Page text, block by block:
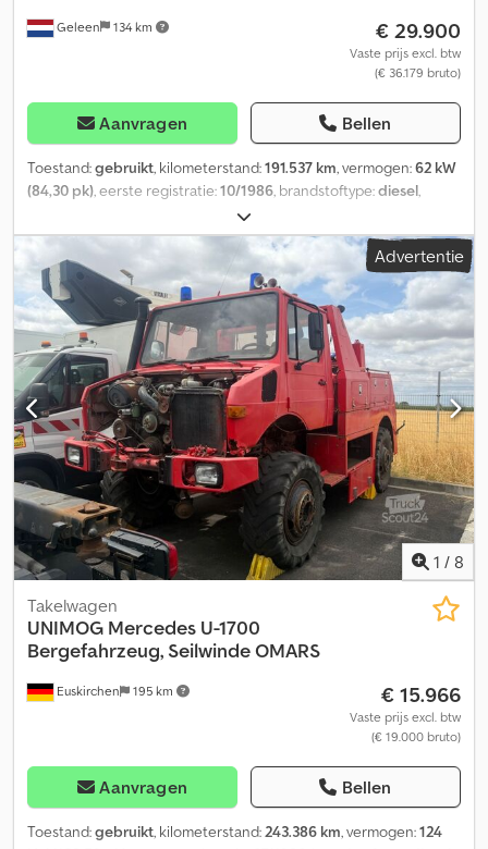
Geleen 134 km € 29.900
Vaste prijs excl. btw
(€ 36.179 bruto)
Aanvragen Bellen
Toestand:gebruikt, kilometerstand:191.537 km, vermogen:62 kW
(84,30 pk), eerste registratie:10/1986, brandstoftype:diesel,
rood
mechanisch, aantal zitplaatsen:2, totale breedte:2.000 mm,
totale hoogte:
, Bouwjaar:1986, Uitrusting: kraan,
Unimog 406/U900 4x4 Motor:6 Cylinder 84 Ps Diesel
Erstzulassung Mechanisches 4 Gang Mit 2 Gruppen Getriebe
191.537 Km. Seriennummer:40612110009837 Reifen:14.00 R20
Ca.90% Radstand:238 Cm. 65 Lt.Tank Spiral Stahlfederung
Totalgewicht:5.800 Kg., Leergewicht:4.800 Kg.Nutzlast:800 Kg.
Kran: HMF 353 K2 Baujahr:1989 Capacität:1.85 Mtr.:1.475 Kg.-3.27
Mtr.:840 Kg.-4.52 Mtr.:590 Kg.-5.75 Mtr.:465 Kg. Hydraulische
Seilwinde PTO Mit Öllanschlusse Fuer Kehrbesen Und
Schneepflug Dksdpfx Acotrb Imswer 1xAnnhänger und 1x Kugel
Kupllung Fahrzeug Ist In Tadenlosen Zustand Videos Zu sehen
Auf Irrtümer / Schreibfehler und Zwischenverkauf Vorbehalten
Advertentie
1 / 8
Euskirchen 195 km
Takelwagen
UNIMOG Mercedes U-1700
Bergefahrzeug, Seilwinde OMARS
€ 15.966
Vaste prijs excl. btw
(€ 19.000 bruto)
Aanvragen Bellen
Toestand:gebruikt, kilometerstand:243.386 km, vermogen:124